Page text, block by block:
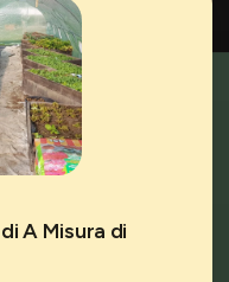
A Misura di